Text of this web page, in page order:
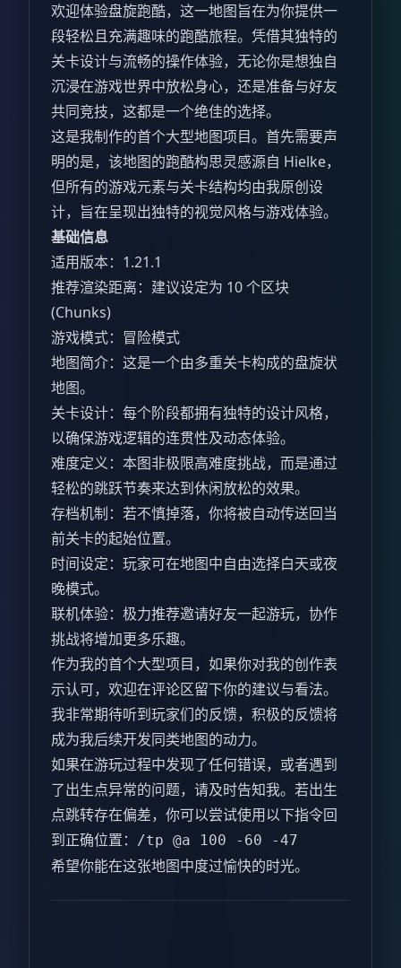
欢迎体验盘旋跑酷，这一地图旨在为你提供一
段轻松且充满趣味的跑酷旅程。凭借其独特的
关卡设计与流畅的操作体验，无论你是想独自
沉浸在游戏世界中放松身心，还是准备与好友
共同竞技，这都是一个绝佳的选择。
这是我制作的首个大型地图项目。首先需要声
明的是，该地图的跑酷构思灵感源自 Hielke，
但所有的游戏元素与关卡结构均由我原创设
计，旨在呈现出独特的视觉风格与游戏体验。
基础信息
适用版本：1.21.1
推荐渲染距离：建议设定为 10 个区块
(Chunks)
游戏模式：冒险模式
地图简介：这是一个由多重关卡构成的盘旋状
地图。
关卡设计：每个阶段都拥有独特的设计风格，
以确保游戏逻辑的连贯性及动态体验。
难度定义：本图非极限高难度挑战，而是通过
轻松的跳跃节奏来达到休闲放松的效果。
存档机制：若不慎掉落，你将被自动传送回当
前关卡的起始位置。
时间设定：玩家可在地图中自由选择白天或夜
晚模式。
联机体验：极力推荐邀请好友一起游玩，协作
挑战将增加更多乐趣。
作为我的首个大型项目，如果你对我的创作表
示认可，欢迎在评论区留下你的建议与看法。
我非常期待听到玩家们的反馈，积极的反馈将
成为我后续开发同类地图的动力。
如果在游玩过程中发现了任何错误，或者遇到
了出生点异常的问题，请及时告知我。若出生
点跳转存在偏差，你可以尝试使用以下指令回
到正确位置：
/tp @a 100 -60 -47
希望你能在这张地图中度过愉快的时光。